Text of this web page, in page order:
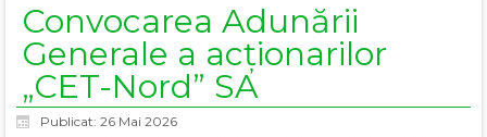
Convocarea Adunării
Generale a acționarilor
„CET-Nord” SA
Publicat: 26 Mai 2026